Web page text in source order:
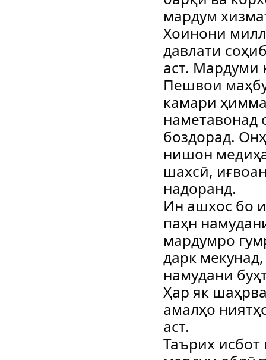
мардум
Хоинони
давлати
аст.
Пешвои
камари
наметавонад
боздорад.
нишон
шахсӣ,
надоранд.
Ин ашхос бо
паҳн
мардумро
дарк
намудани
Ҳар як
амалҳо
аст.
Таърих исбот